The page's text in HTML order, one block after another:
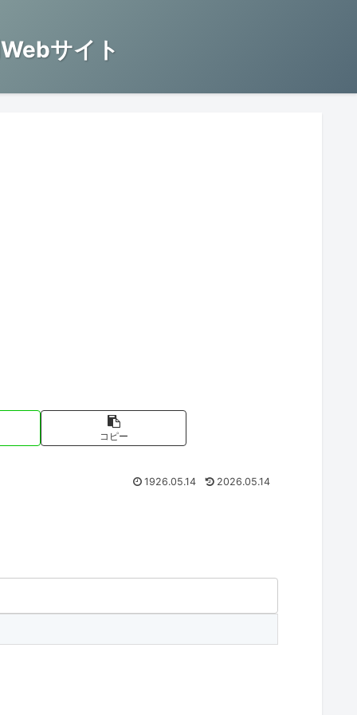
サイト
コピー
1926.05.14 2026.05.14